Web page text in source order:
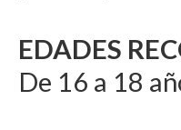
EDADES
De 16 a 18